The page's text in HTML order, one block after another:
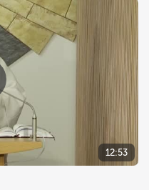
12:53